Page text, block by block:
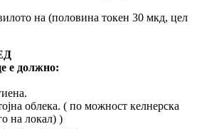
на (половина токен 30 мкд, цел
е должно:
облека. ( по можност келнерска
на локал) )